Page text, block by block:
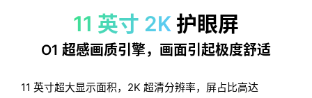
11 英寸 2K护眼屏
O1 超感画质引擎，画面引起极度舒适
11 英寸超大显示面积，2K 超清分辨率，屏占比高达